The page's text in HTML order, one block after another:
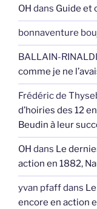
OH dans Guide et
bonnaventure
BALLAIN-RINALDI
comme je ne
Frédéric de
d’hoiries des 12
Beudin à leur
OH dans Le
action en 1882,
yvan pfaffdans
encore en action